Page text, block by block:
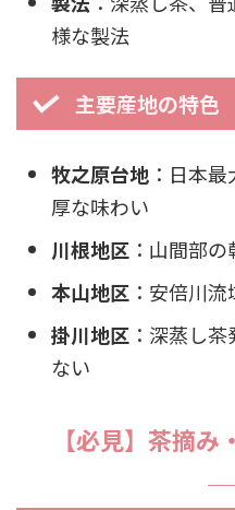
様な製法
主要産地の特色
牧之原台地 ：日本
厚な味わい
川根地区 ：山間部
本山地区 ：安倍川
掛川地区 ：深蒸し
ない
【必見】茶摘